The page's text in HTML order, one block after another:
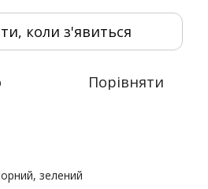
коли з'явиться
Порівняти
зелений